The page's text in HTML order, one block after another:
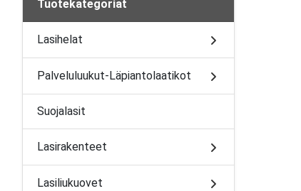
Tuotekategoriat
Lasihelat
Palveluluukut-Läpiantolaatikot
Suojalasit
Lasirakenteet
Lasiliukuovet